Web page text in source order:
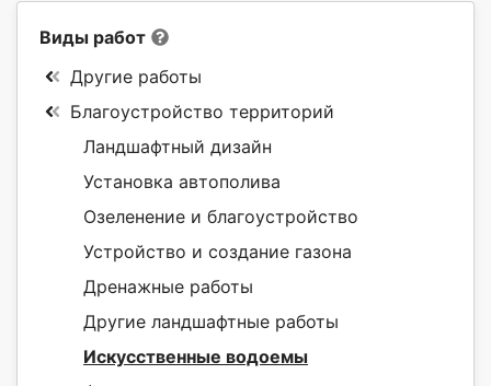
Виды работ
Другие работы
Благоустройство территорий
Ландшафтный дизайн
Установка автополива
Озеленение и благоустройство
Устройство и создание газона
Дренажные работы
Другие ландшафтные работы
Искусственные водоемы